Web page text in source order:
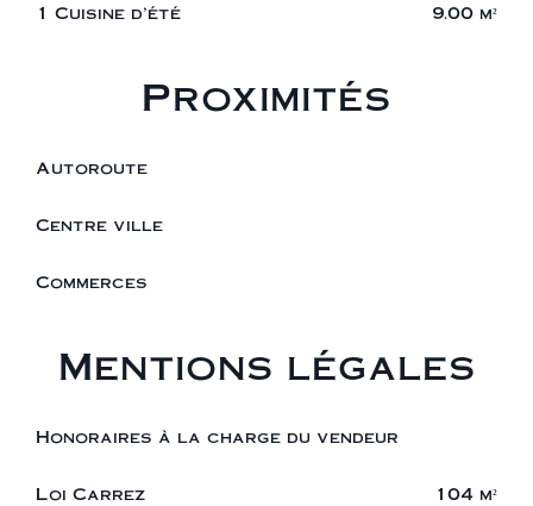
1 Cuisine d'été 9.00 m²
Proximités
Autoroute
Centre ville
Commerces
Mentions légales
Honoraires à la charge du vendeur
Loi Carrez 104 m²